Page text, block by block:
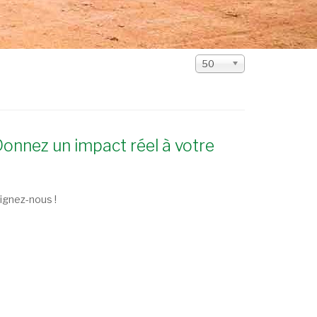
Affichage
50
un impact réel à votre
nous !